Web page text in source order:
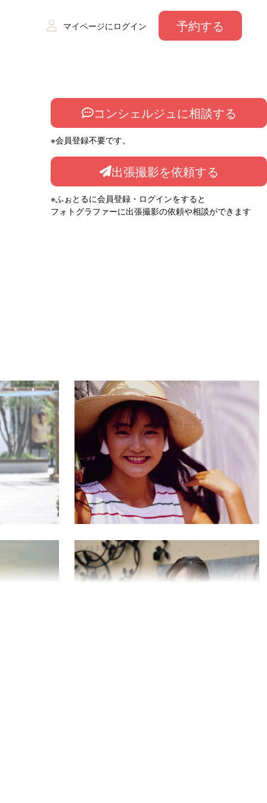
マイページにログイン 予約する
コンシェルジュに相談する
※会員登録不要です。
出張撮影を依頼する
※ふぉとるに会員登録・ログインをすると
フォトグラファーに出張撮影の依頼や相談ができます